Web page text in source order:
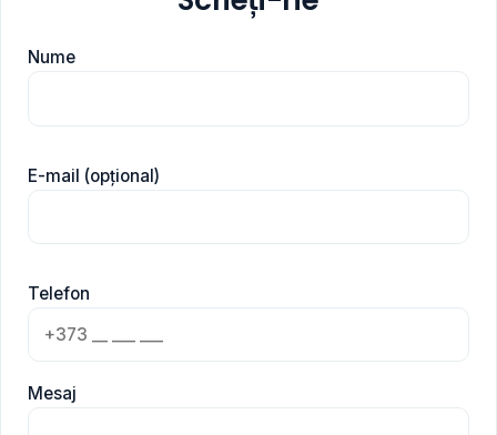
Nume
E-mail (opțional)
Telefon
Mesaj